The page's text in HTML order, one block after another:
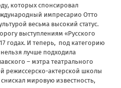
которых спонсировал
импресарио Отто
весьма высокий статус.
выступлениям «Русского
годах. И теперь, под категорию
лучше подходила
– мэтра театрального
режиссерско-актерской школы
мировую известность,